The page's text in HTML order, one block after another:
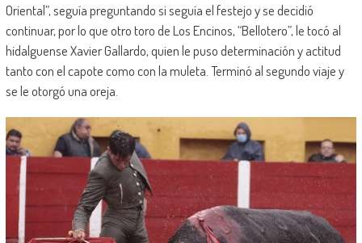
Oriental”, seguía preguntando si seguía el festejo y se decidió
continuar, por lo que otro toro de Los Encinos, “Bellotero”, le tocó al
hidalguense Xavier Gallardo, quien le puso determinación y actitud
tanto con el capote como con la muleta. Terminó al segundo viaje y
se le otorgó una oreja.